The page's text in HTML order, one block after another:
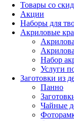
Товары со
Акции
Наборы для
Акриловые
Набор
Услуги
Заготовки из
Панно
Чайные